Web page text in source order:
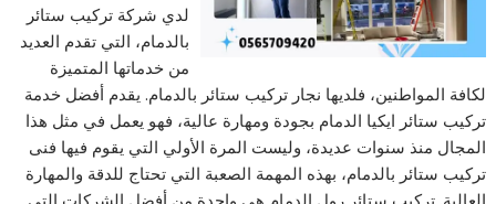
لدي شركة تركيب ستائر
بالدمام، التي تقدم العديد
من خدماتها المتميزة
لكافة المواطنين، فلديها نجار تركيب ستائر بالدمام. يقدم أفضل خدمة
تركيب ستائر ايكيا الدمام بجودة ومهارة عالية، فهو يعمل في مثل هذا
المجال منذ سنوات عديدة، وليست المرة الأولي التي يقوم فيها فنى
تركيب ستائر بالدمام، بهذه المهمة الصعبة التي تحتاج للدقة والمهارة
العالية. تركيب ستائر رول الدمام هي واحدة من أفضل الشركات التي